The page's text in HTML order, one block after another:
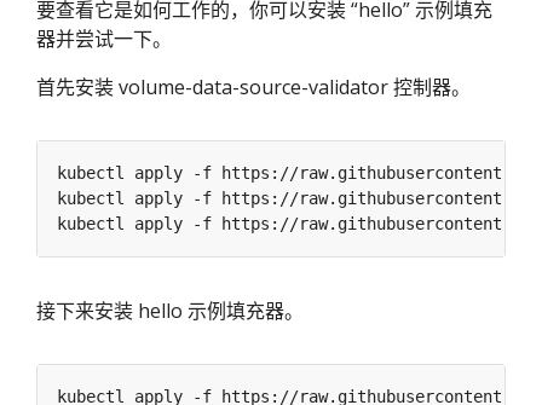
要查看它是如何工作的，你可以安装 “hello” 示例填充
器并尝试一下。
首先安装 volume-data-source-validator 控制器。
接下来安装 hello 示例填充器。